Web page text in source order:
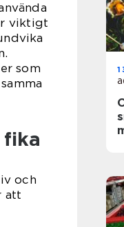
viktigt
som
och
att